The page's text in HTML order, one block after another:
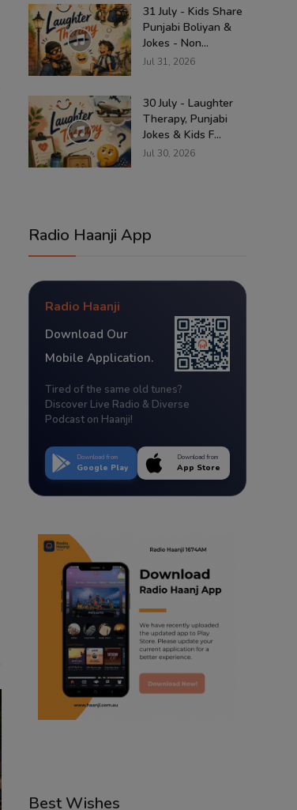
31 July - Kids Share
Punjabi Boliyan &
Jokes - Non...
Jul 31, 2026
30 July - Laughter
Therapy, Punjabi
Jokes & Kids F...
Jul 30, 2026
Radio Haanji App
Radio Haanji
Download Our
Mobile Application.
Tired of the same old tunes?
Discover Live Radio & Diverse
Podcast on Haanji!
Download from
Google Play
Download from
App Store
Best Wishes